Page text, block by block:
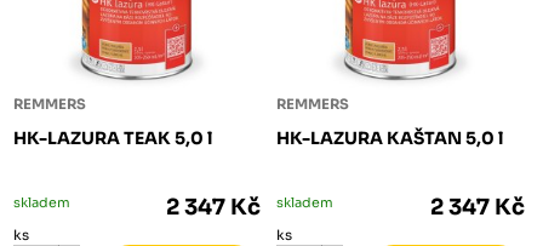
REMMERS
HK-LAZURA TEAK 5,0 l
skladem 2 347 Kč
ks
REMMERS
HK-LAZURA KAŠTAN 5,0 l
skladem 2 347 Kč
ks